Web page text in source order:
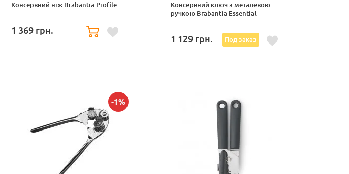
Консервний ніж Brabantia Profile
1 369 грн.
Консервний ключ з металевою
ручкою Brabantia Essential
1 129 грн. Под заказ
-1%